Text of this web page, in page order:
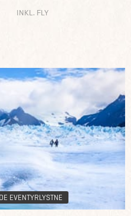
INKL. FLY
EVENTYRLYSTNE